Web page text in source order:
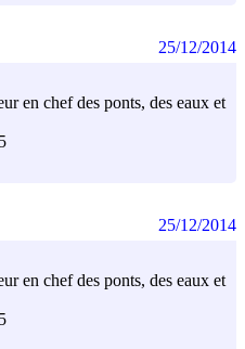
en chef des ponts, des eaux et
25/12/2014
en chef des ponts, des eaux et
25/12/2014